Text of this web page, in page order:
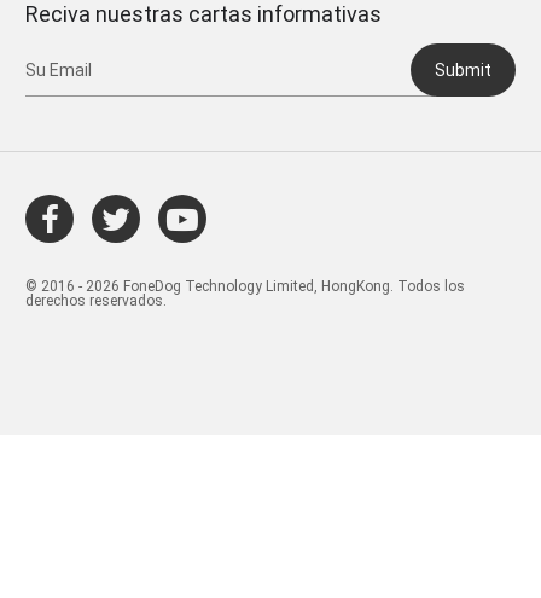
Reciva nuestras cartas informativas
Submit
© 2016 - 2026 FoneDog Technology Limited, HongKong. Todos los
derechos reservados.